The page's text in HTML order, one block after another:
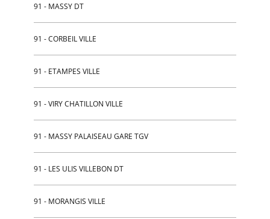
91 - MASSY DT
91 - CORBEIL VILLE
91 - ETAMPES VILLE
91 - VIRY CHATILLON VILLE
91 - MASSY PALAISEAU GARE TGV
91 - LES ULIS VILLEBON DT
91 - MORANGIS VILLE